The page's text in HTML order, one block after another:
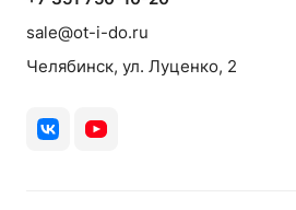
sale@ot-i-do.ru
Челябинск, ул. Луценко, 2